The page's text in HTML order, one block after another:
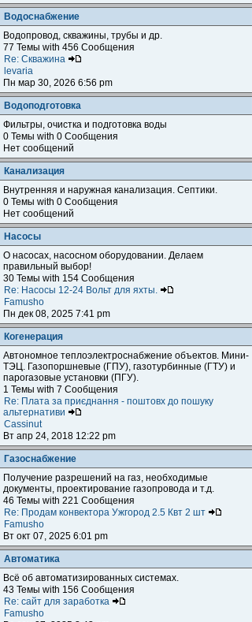
Водоснабжение
Водопровод, скважины, трубы и др.
77 Темы with 456 Сообщения
Re: Скважина
levaria
Пн мар 30, 2026 6:56 pm
Водоподготовка
Фильтры, очистка и подготовка воды
0 Темы with 0 Сообщения
Нет сообщений
Канализация
Внутренняя и наружная канализация. Септики.
0 Темы with 0 Сообщения
Нет сообщений
Насосы
О насосах, насосном оборудовании. Делаем
правильный выбор!
30 Темы with 154 Сообщения
Re: Насосы 12-24 Вольт для яхты.
Famusho
Пн дек 08, 2025 7:41 pm
Когенерация
Автономное теплоэлектроснабжение объектов. Мини-
ТЭЦ. Газопоршневые (ГПУ), газотурбинные (ГТУ) и
парогазовые установки (ПГУ).
1 Темы with 7 Сообщения
Re: Плата за приєднання - поштовх до пошуку
альтернативи
Cassinut
Вт апр 24, 2018 12:22 pm
Газоснабжение
Получение разрешений на газ, необходимые
документы, проектирование газопровода и т.д.
46 Темы with 221 Сообщения
Re: Продам конвектора Ужгород 2.5 Квт 2 шт
Famusho
Вт окт 07, 2025 6:01 pm
Автоматика
Всё об автоматизированных системах.
43 Темы with 156 Сообщения
Re: сайт для заработка
Famusho